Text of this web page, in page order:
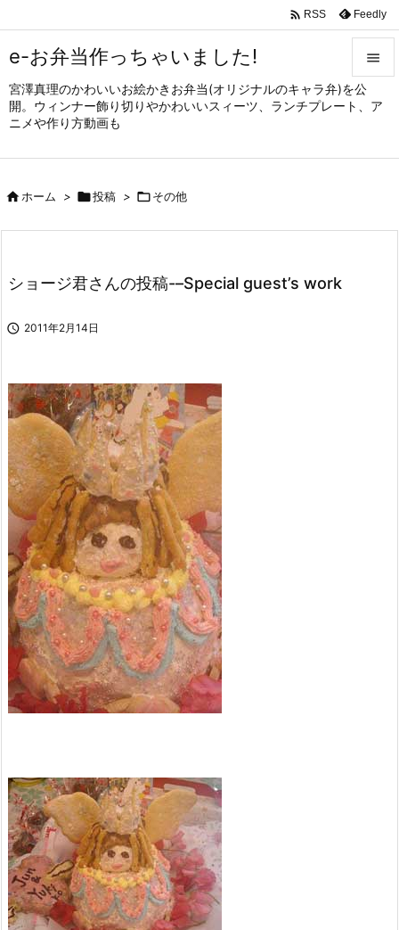
e-お弁当作っちゃいました!
宮澤真理のかわいいお絵かきお弁当(オリジナルのキャラ弁)を公
開。ウィンナー飾り切りやかわいいスィーツ、ランチプレート、ア
ニメや作り方動画も


メニュ
サイド

 RSS Feedly
ホーム > 投稿 > その他
ショージ君さんの投稿-–Special guest’s work
 2011年2月14日